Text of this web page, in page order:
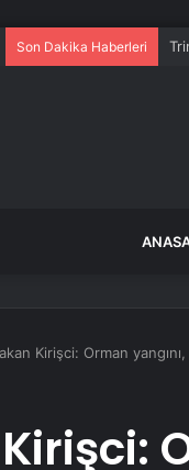
Son Dakika Haberleri
Kirişci: Orman